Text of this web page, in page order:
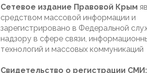
Сетевое издание Правовой Крым
средством массовой информации и
зарегистрировано в Федеральной
надзору в сфере связи,
технологий и массовых коммуникаций
Свидетельство о регистрации СМИ: